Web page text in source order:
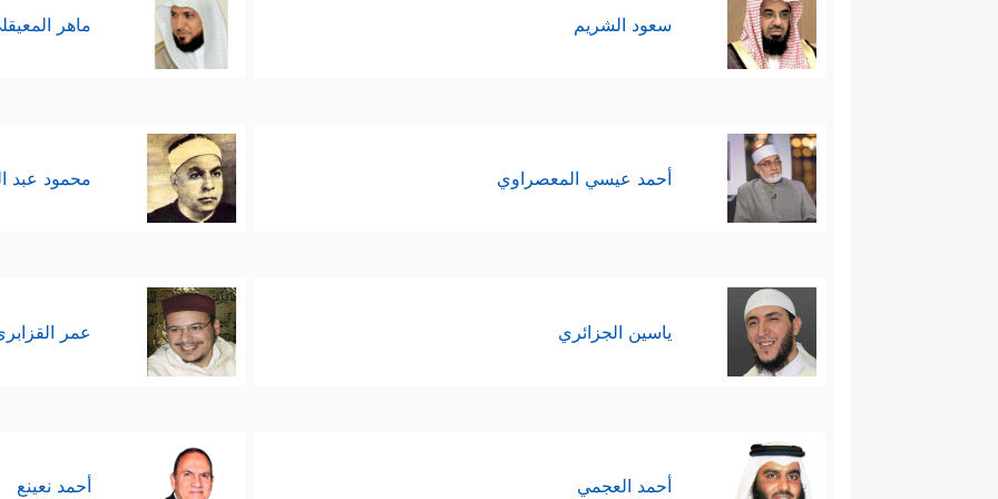
سعود الشريم ماهر
أحمد عيسي المعصراوي محمود عبد
ياسين الجزائري عمر
أحمد العجمي أحمد نعينع